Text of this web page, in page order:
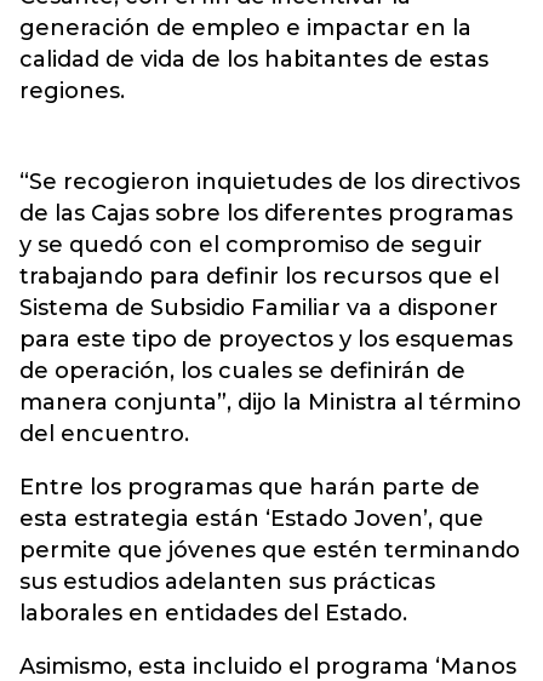
generación de empleo e impactar en la
calidad de vida de los habitantes de estas
regiones.
“Se recogieron inquietudes de los directivos
de las Cajas sobre los diferentes programas
y se quedó con el compromiso de seguir
trabajando para definir los recursos que el
Sistema de Subsidio Familiar va a disponer
para este tipo de proyectos y los esquemas
de operación, los cuales se definirán de
manera conjunta”, dijo la Ministra al término
del encuentro.
Entre los programas que harán parte de
esta estrategia están ‘Estado Joven’, que
permite que jóvenes que estén terminando
sus estudios adelanten sus prácticas
laborales en entidades del Estado.
Asimismo, esta incluido el programa ‘Manos